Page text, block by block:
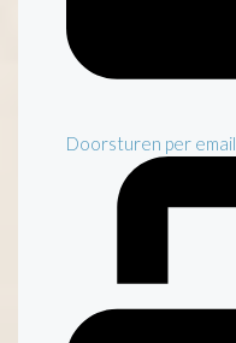
Doorsturen per email